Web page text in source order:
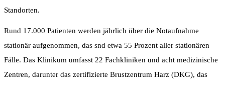
Standorten.
Rund 17.000 Patienten werden jährlich über die Notaufnahme
stationär aufgenommen, das snd etwa 55 Prozent aller stationären
Fälle. Das Klinikum umfasst 22 Fachkliniken und acht medizinische
Zentren, darunter das zertifizierte Brustzentrum Harz (DKG), das